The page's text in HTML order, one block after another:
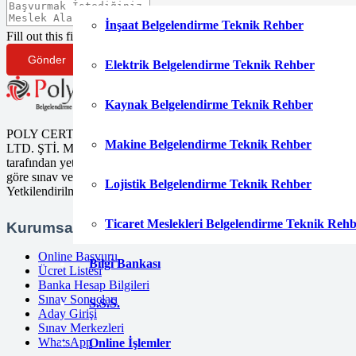
İnşaat Belgelendirme Teknik Rehber
Elektrik Belgelendirme Teknik Rehber
Kaynak Belgelendirme Teknik Rehber
Makine Belgelendirme Teknik Rehber
Lojistik Belgelendirme Teknik Rehber
Ticaret Meslekleri Belgelendirme Teknik
Bilgi Bankası
S.S.S.
Online İşlemler
Fill out this field
Gönder
POLY CERT Belgelendirme Ve Eğitim Hizmetleri
LTD. ŞTİ. Mesleki Yeterlilik Kurumu (MYK)
tarafından yetki kapsamındaki ulusal yeterliliklere
göre sınav ve belgelendirme faaliyetlerini yürüten
Yetkilendirilmiş Belgelendirme Kuruluşudur.
Kurumsal
Online Başvuru
Ücret Listesi
Banka Hesap Bilgileri
Sınav Sonuçları
Aday Girişi
Sınav Merkezleri
WhatsApp